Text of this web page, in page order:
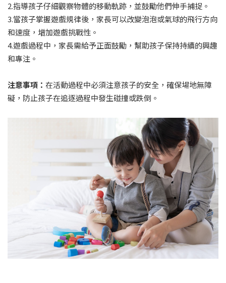
2.指導孩子仔細觀察物體的移動軌跡，並鼓勵他們伸手捕捉。
3.當孩子掌握遊戲規律後，家長可以改變泡泡或氣球的飛行方向
和速度，增加遊戲挑戰性。
4.遊戲過程中，家長需給予正面鼓勵，幫助孩子保持持續的興趣
和專注。
注意事項： 在活動過程中必須注意孩子的安全，確保場地無障
礙，防止孩子在追逐過程中發生碰撞或跌倒。